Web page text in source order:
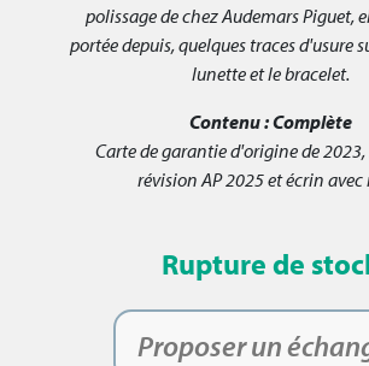
polissage de chez Audemars Piguet,
portée depuis, quelques traces d'usure
lunette et le bracelet.
Contenu :Complète
Carte de garantie d'origine de
révision AP 2025 et écrin avec
Rupture de
Proposer un